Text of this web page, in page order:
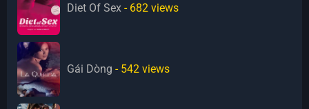
Diet Of Sex - 682 views
Gái Dòng - 542 views